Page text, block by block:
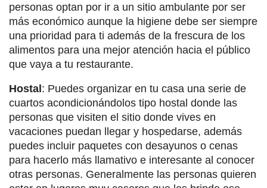
personas optan por ir a un sitio ambulante por ser
más económico aunque la higiene debe ser siempre
una prioridad para ti además de la frescura de los
alimentos para una mejor atención hacia el público
que vaya a tu restaurante.
Hostal: Puedes organizar en tu casa una serie de
cuartos acondicionándolos tipo hostal donde las
personas que visiten el sitio donde vives en
vacaciones puedan llegar y hospedarse, además
puedes incluir paquetes con desayunos o cenas
para hacerlo más llamativo e interesante al conocer
otras personas. Generalmente las personas quieren